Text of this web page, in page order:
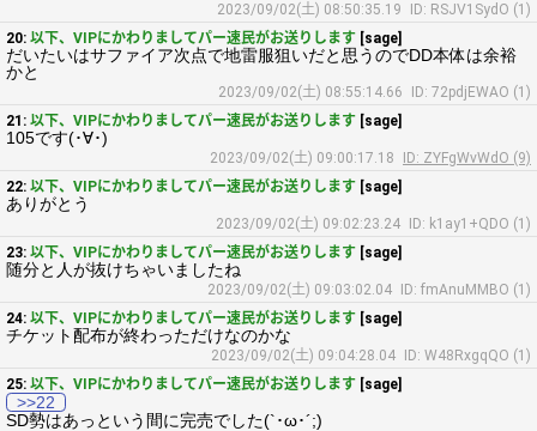
2023/09/02(土) 08:50:35.19
ID: RSJV1SydO (1)
20: 以下、VIPにかわりましてパー速民がお送りします [sage]
だいたいはサファイア次点で地雷服狙いだと思うのでDD本体は余裕
かと
2023/09/02(土) 08:55:14.66
ID: 72pdjEWAO (1)
21: 以下、VIPにかわりましてパー速民がお送りします [sage]
105です(･∀･)
2023/09/02(土) 09:00:17.18
ID: ZYFgWvWdO (9)
22: 以下、VIPにかわりましてパー速民がお送りします [sage]
ありがとう
2023/09/02(土) 09:02:23.24
ID: k1ay1+QDO (1)
23: 以下、VIPにかわりましてパー速民がお送りします [sage]
随分と人が抜けちゃいましたね
2023/09/02(土) 09:03:02.04
ID: fmAnuMMBO (1)
24: 以下、VIPにかわりましてパー速民がお送りします [sage]
チケット配布が終わっただけなのかな
2023/09/02(土) 09:04:28.04
ID: W48RxgqQO (1)
25: 以下、VIPにかわりましてパー速民がお送りします [sage]
>>22
SD勢はあっという間に完売でした(`･ω･´;)